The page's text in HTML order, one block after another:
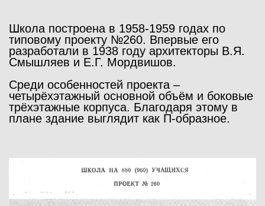
Школа построена в 1958-1959 годах по
типовому проекту №260. Впервые его
разработали в 1938 году архитекторы В.Я.
Смышляев и Е.Г. Мордвишов.
Среди особенностей проекта –
четырёхэтажный основной объём и боковые
трёхэтажные корпуса. Благодаря этому в
плане здание выглядит как П-образное.